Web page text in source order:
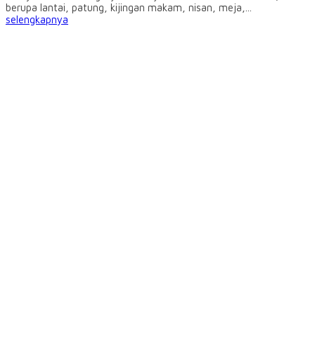
berupa lantai, patung, kijingan makam, nisan, meja,...
selengkapnya